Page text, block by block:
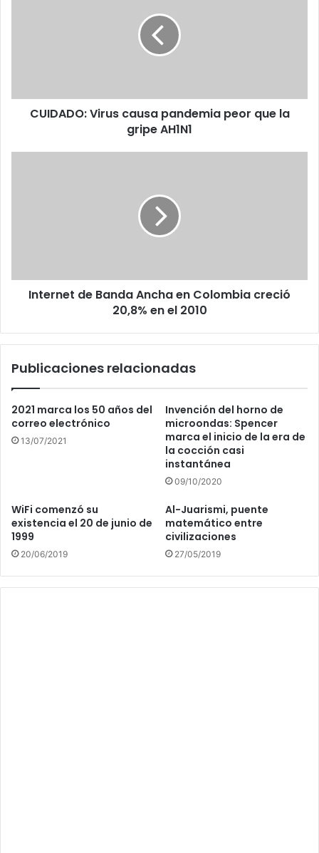
AH1N1
CUIDADO: Virus causa pandemia peor que la
gripe AH1N1
en
Internet de Banda Ancha en Colombia creció
20,8% en el 2010
Publicaciones relacionadas
2021 marca los 50 años del
correo electrónico
13/07/2021
Invención del horno de
microondas: Spencer
marca el inicio de la era de
la cocción casi
instantánea
09/10/2020
WiFi comenzó su
existencia el 20 de junio de
1999
20/06/2019
Al-Juarismi, puente
matemático entre
civilizaciones
27/05/2019